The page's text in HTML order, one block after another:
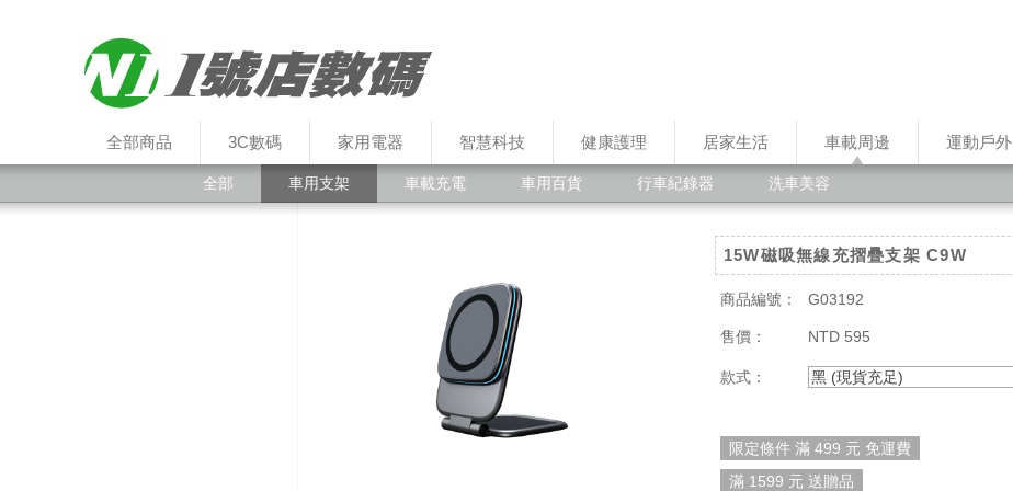
全部商品 3C數碼 家用電器 智慧科技 健康護理 居家生活 車載周邊 運動戶外
全部 車用支架 車載充電 車用百貨 行車紀錄器 洗車美容
15W磁吸無線充摺疊支架 C9W
商品編號： G03192
售價： NTD 595
款式： 黑 (現貨充足)
限定條件 滿 499 元 免運費
滿 1599 元 送贈品